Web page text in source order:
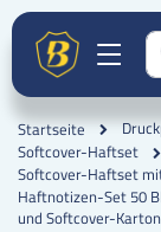
Startseite
Softcover-Haftset
Softcover-Haftset
Haftnotizen-Set 50
und Softcover-